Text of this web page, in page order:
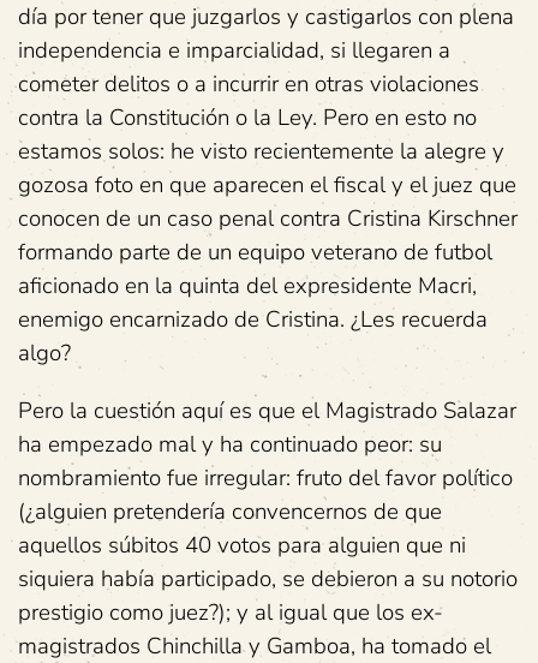
día por tener que juzgarlos y castigarlos con plena
independencia e imparcialidad, si llegaren a
cometer delitos o a incurrir en otras violaciones
contra la Constitución o la Ley. Pero en esto no
estamos solos: he visto recientemente la alegre y
gozosa foto en que aparecen el fiscal y el juez que
conocen de un caso penal contra Cristina Kirschner
formando parte de un equipo veterano de futbol
aficionado en la quinta del expresidente Macri,
enemigo encarnizado de Cristina. ¿Les recuerda
algo?
Pero la cuestión aquí es que el Magistrado Salazar
ha empezado mal y ha continuado peor: su
nombramiento fue irregular: fruto del favor político
(¿alguien pretendería convencernos de que
aquellos súbitos 40 votos para alguien que ni
siquiera había participado, se debieron a su notorio
prestigio como juez?); y al igual que los ex-
magistrados Chinchilla y Gamboa, ha tomado el